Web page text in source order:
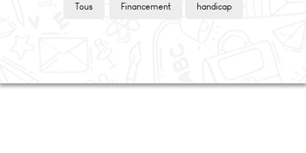
Tous Financement handicap